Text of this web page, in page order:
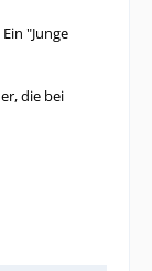
"Junge
die bei